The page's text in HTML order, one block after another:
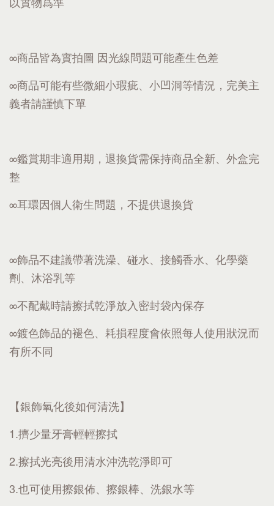
∞商品皆為實拍圖 因光線問題可能產生色差
∞商品可能有些微細小瑕疵、小凹洞等情況，完美主
義者請謹慎下單
∞鑑賞期非適用期，退換貨需保持商品全新、外盒完
整
∞耳環因個人衛生問題，不提供退換貨
∞飾品不建議帶著洗澡、碰水、接觸香水、化學藥
劑、沐浴乳等
∞不配戴時請擦拭乾淨放入密封袋內保存
∞鍍色飾品的褪色、耗損程度會依照每人使用狀況而
有所不同
【銀飾氧化後如何清洗】
1.擠少量牙膏輕輕擦拭
2.擦拭光亮後用清水沖洗乾淨即可
3.也可使用擦銀佈、擦銀棒、洗銀水等